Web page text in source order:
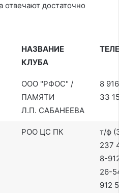
отвечают достаточно
НАЗВАНИЕ
КЛУБА
ООО "РФОС" /
ПАМЯТИ
Л.П. САБАНЕЕВА
8
33
РОО ЦС ПК
т/ф
237
8-
26-
912